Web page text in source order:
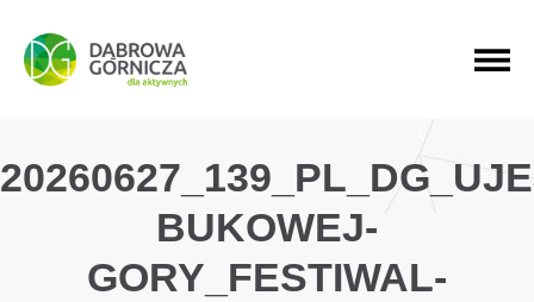
PRZEJDŹ DO MENU GŁÓWNEGO
PRZEJDŹ DO WYSZUKIWARKI
PRZEJDŹ DO TREŚCI
BUKOWEJ-
GORY_FESTIWAL-